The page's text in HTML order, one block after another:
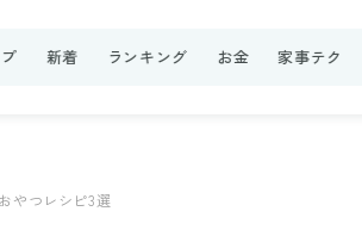
新着 ランキング お金 家事テク
やつレシピ3選